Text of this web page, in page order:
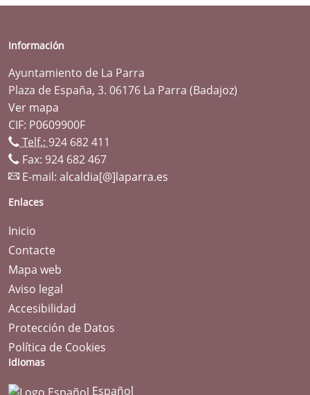
Información
Ayuntamiento de La Parra
Plaza de España, 3. 06176 La Parra (Badajoz)
Ver mapa
CIF: P0609900F
Telf.: 924 682 411
Fax: 924 682 467
E-mail: alcaldia[@]laparra.es
Enlaces
Inicio
Contacte
Mapa web
Aviso legal
Accesibilidad
Protección de Datos
Política de Cookies
Idiomas
Español